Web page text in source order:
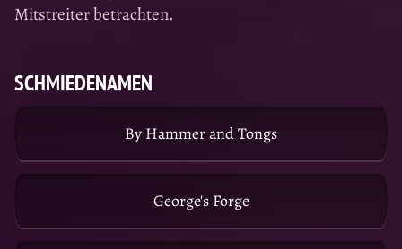
Mitstreiter betrachten.
SCHMIEDENAMEN
By Hammer and Tongs
George's Forge